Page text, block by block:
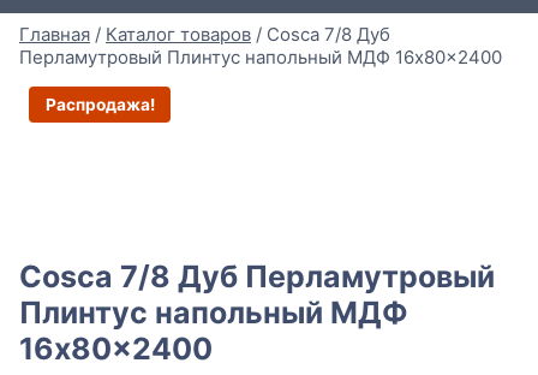
Главная / Каталог товаров / Cosca 7/8 Дуб
Перламутровый Плинтус напольный МДФ 16x80x2400
Распродажа!
Cosca 7/8 Дуб Перламутровый
Плинтус напольный МДФ
16x80x2400